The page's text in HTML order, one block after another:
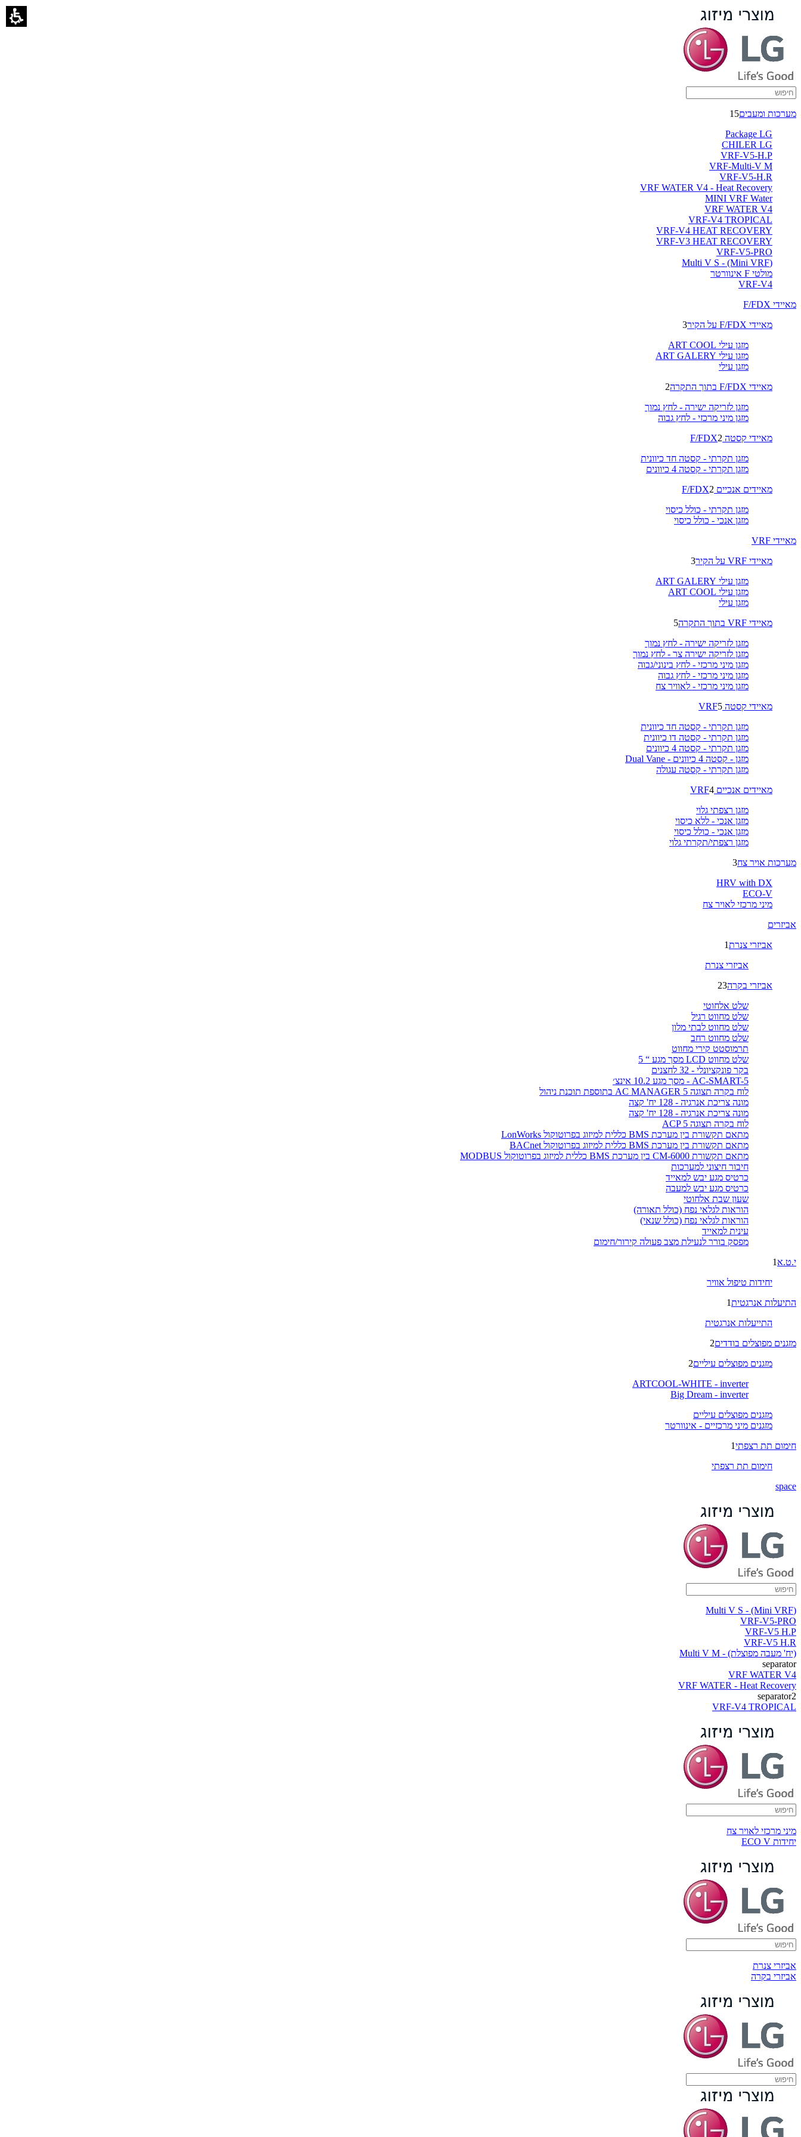
מאיידים
קסטה
ברימאג
מערכות
מערכות ומעבים15
Package LG
CHILER LG
VRF-V5-H.P
VRF-Multi-V M
VRF-V5-H.R
VRF WATER V4 - Heat Recovery
MINI VRF Water
VRF WATER V4
VRF-V4 TROPICAL
VRF-V4 HEAT RECOVERY
VRF-V3 HEAT RECOVERY
VRF-V5-PRO
(Multi V S - (Mini VRF
מולטי F אינוורטר
VRF-V4
מאיידי F/FDX
מאיידי F/FDX על הקיר
3
מזגן עילי ART COOL
מזגן עילי ART GALERY
מזגן עילי
מאיידי F/FDX בתוך התקרה
2
מזגן לזריקה ישירה - לחץ נמוך
מזגן מיני מרכזי - לחץ גבוה
מאיידי קסטה F/FDX 2
מזגן תקרתי - קסטה חד כיוונית
מזגן תקרתי - קסטה 4 כיוונים
מאיידים אנכיים F/FDX 2
מזגן תקרתי - כולל כיסוי
מזגן אנכי - כולל כיסוי
מאיידי VRF
מאיידי VRF על הקיר
3
מזגן עילי ART GALERY
מזגן עילי ART COOL
מזגן עילי
מאיידי VRF בתוך התקרה
5
מזגן לזריקה ישירה - לחץ נמוך
מזגן לזריקה ישירה צר - לחץ נמוך
מזגן מיני מרכזי - לחץ בינוני/גבוה
מזגן מיני מרכזי - לחץ גבוה
מזגן מיני מרכזי - לאוויר צח
מאיידי קסטה VRF 5
מזגן תקרתי - קסטה חד כיוונית
מזגן תקרתי - קסטה דו כיוונית
מזגן תקרתי - קסטה 4 כיוונים
מזגן - קסטה 4 כיוונים - Dual Vane
מזגן תקרתי - קסטה עגולה
מאיידים אנכיים VRF 4
מזגן רצפתי גלוי
מזגן אנכי - ללא כיסוי
מזגן אנכי - כולל כיסוי
מזגן רצפתי/תקרתי גלוי
מערכות אויר צח3
HRV with DX
ECO-V
מיני מרכזי לאויר צח
אביזרים
אביזרי צנרת1
אביזרי צנרת
אביזרי בקרה23
שלט אלחוטי
שלט מחווט רגיל
שלט מחווט לבתי מלון
שלט מחווט רחב
תרמוסטט קירי מחווט
שלט מחווט LCD מסך מגע “ 5
בקר פונקציונלי - 32 לחצנים
AC-SMART-5 - מסך מגע 10.2 אינצ׳
לוח בקרה תצוגה AC MANAGER 5 בתוספת תוכנת ניהול
מונה צריכת אנרגיה - 128 יח' קצה
מונה צריכת אנרגיה - 128 יח' קצה
לוח בקרה תצוגה ACP 5
מתאם תקשורת בין מערכת BMS כללית למיזוג בפרוטוקול LonWorks
מתאם תקשורת בין מערכת BMS כללית למיזוג בפרוטוקול BACnet
מתאם תקשורת CM-6000 בין מערכת BMS כללית למיזוג בפרוטוקול MODBUS
חיבור חיצוני למערכות
כרטיס מגע יבש למאייד
כרטיס מגע יבש למעבה
שעון שבת אלחוטי
הוראות לגלאי נפח (כולל תאורה)
הוראות לגלאי נפח (כולל שנאי)
עינית למאייד
מפסק בורר לנעילת מצב פעולה קירור/חימום
י.ט.א 1
יחידות טיפול אוויר
התיעלות אנרגטית1
התייעלות אנרגטית
מזגנים מפוצלים בודדים2
מזגנים מפוצלים עיליים2
ARTCOOL-WHITE - inverter
Big Dream - inverter
מזגנים מפוצלים עיליים
מזגנים מיני מרכזיים - אינוורטר
חימום תת רצפתי1
חימום תת רצפתי
space
(Multi V S - (Mini VRF
VRF-V5-PRO
VRF-V5 H.P
VRF-V5 H.R
(יח' מעבה מפוצלת) - Multi V M
separator
VRF WATER V4
VRF WATER - Heat Recovery
separator2
VRF-V4 TROPICAL
מיני מרכזי לאויר צח
יחידות ECO V
אביזרי צנרת
אביזרי בקרה